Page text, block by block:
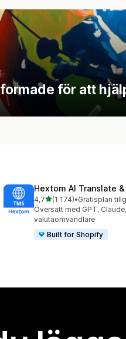
för att
Hextom AI Translate
4,7av 5 stjärnor
(1 174)
1174 recensioner totalt
•Gratisplan
Översätt med GPT,
valutaomvandlare
Built for Shopify